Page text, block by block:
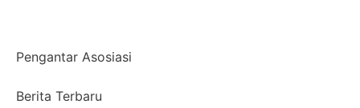
Pengantar Asosiasi
Berita Terbaru